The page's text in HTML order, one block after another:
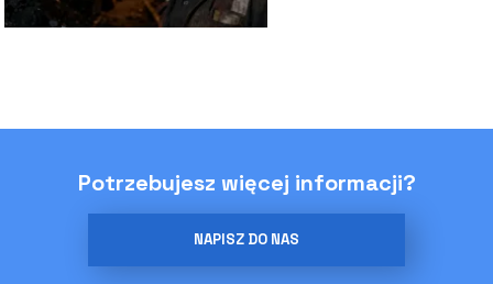
Potrzebujesz więcej informacji?
NAPISZ DO NAS